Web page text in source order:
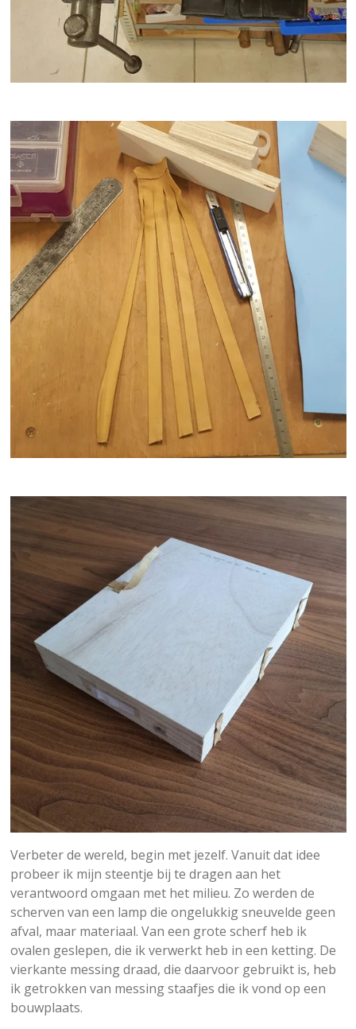
Verbeter de wereld, begin met jezelf. Vanuit dat idee
probeer ik mijn steentje bij te dragen aan het
verantwoord omgaan met het milieu. Zo werden de
scherven van een lamp die ongelukkig sneuvelde geen
afval, maar materiaal. Van een grote scherf heb ik
ovalen geslepen, die ik verwerkt heb in een ketting. De
vierkante messing draad, die daarvoor gebruikt is, heb
ik getrokken van messing staafjes die ik vond op een
bouwplaats.